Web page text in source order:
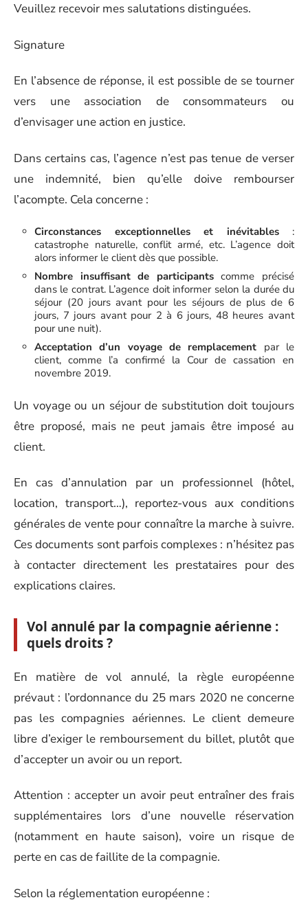
Veuillez recevoir mes salutations distinguées.
Signature
En l’absence de réponse, il est possible de se tourner
vers une association de consommateurs ou
d’envisager une action en justice.
Dans certains cas, l’agence n’est pas tenue de verser
une indemnité, bien qu’elle doive rembourser
l’acompte. Cela concerne :
Circonstances exceptionnelles et inévitables:
catastrophe naturelle, conflit armé, etc. L’agence doit
alors informer le client dès que possible.
Nombre insuffisant de participantscomme précisé
dans le contrat. L’agence doit informer selon la durée du
séjour (20 jours avant pour les séjours de plus de 6
jours, 7 jours avant pour 2 à 6 jours, 48 heures avant
pour une nuit).
Acceptation d’un voyage de remplacement par le
client, comme l’a confirmé la Cour de cassation en
novembre 2019.
Un voyage ou un séjour de substitution doit toujours
être proposé, mais ne peut jamais être imposé au
client.
En cas d’annulation par un professionnel (hôtel,
location, transport…), reportez-vous aux conditions
générales de vente pour connaître la marche à suivre.
Ces documents sont parfois complexes : n’hésitez pas
à contacter directement les prestataires pour des
explications claires.
Vol annulé par la compagnie aérienne :
quels droits ?
En matière de vol annulé, la règle européenne
prévaut : l’ordonnance du 25 mars 2020 ne concerne
pas les compagnies aériennes. Le client demeure
libre d’exiger le remboursement du billet, plutôt que
d’accepter un avoir ou un report.
Attention : accepter un avoir peut entraîner des frais
supplémentaires lors d’une nouvelle réservation
(notamment en haute saison), voire un risque de
perte en cas de faillite de la compagnie.
Selon la réglementation européenne :